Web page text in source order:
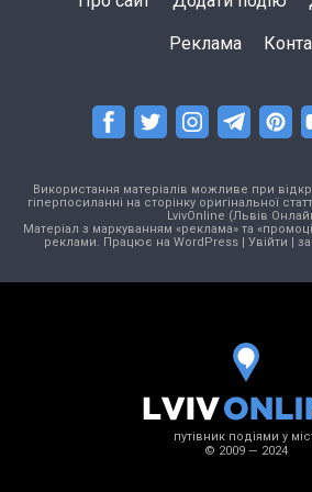
Реклама
Використання матеріалів можливе при
гіперпосиланні на сторінку оригінальної
LvivOnline (Львів
Матеріал з маркуванням «реклама» та
реклами. Працює на WordPress| Увійти |
путівник подіями у
© 2009 — 2024